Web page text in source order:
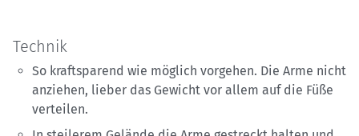
Technik
So kraftsparend wie möglich vorgehen. Die Arme nicht
anziehen, lieber das Gewicht vor allem auf die Füße
verteilen.